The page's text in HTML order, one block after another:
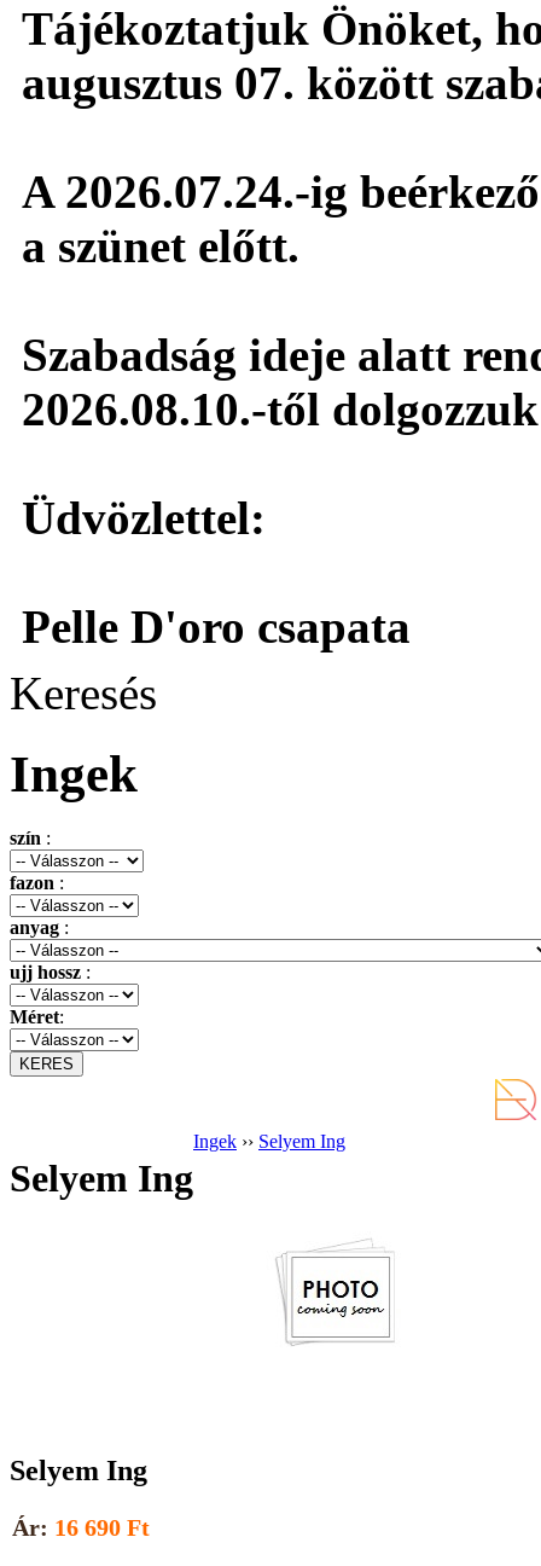
Tájékoztatjuk Önöket,
augusztus 07. között
A 2026.07.24.-ig
a szünet előtt.
Szabadság ideje alatt
2026.08.10.-től
Üdvözlettel:
Pelle D'oro csapata
Keresés
Ingek
szín :
fazon :
anyag :
ujj hossz :
Méret:
Selyem Ing
Ingek ›› Selyem Ing
Selyem Ing
Ár: 16 690 Ft